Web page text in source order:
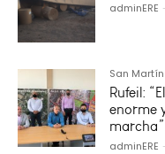
adminERE
San Martín
Rufeil:
enorme
marcha”
adminERE